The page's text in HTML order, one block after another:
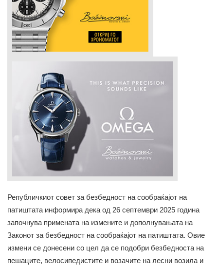
Републичкиот совет за безбедност на сообраќајот на
патиштата информира дека од 26 септември 2025 година
започнува примената на измените и дополнувањата на
Законот за безбедност на сообраќајот на патиштата. Овие
измени се донесени со цел да се подобри безбедноста на
пешаците, велосипедистите и возачите на лесни возила и